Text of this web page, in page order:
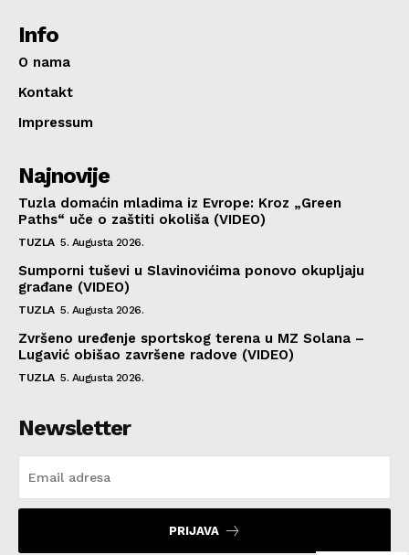
Info
O nama
Kontakt
Impressum
Najnovije
Tuzla domaćin mladima iz Evrope: Kroz „Green
Paths“ uče o zaštiti okoliša (VIDEO)
TUZLA 5. Augusta 2026.
Sumporni tuševi u Slavinovićima ponovo okupljaju
građane (VIDEO)
TUZLA 5. Augusta 2026.
Zvršeno uređenje sportskog terena u MZ Solana –
Lugavić obišao završene radove (VIDEO)
TUZLA 5. Augusta 2026.
Newsletter
PRIJAVA